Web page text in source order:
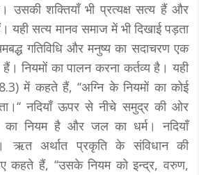
उसकी शक्तियाँ भी प्रत्यक्ष सत्य हैं और
यही सत्य मानव समाज में भी दिखाई पड़ता
गतिविधि और मनुष्य का सदाचरण एक
हैं। नियमों का पालन करना कर्तव्य है। यही
में कहते हैं, ‘‘अग्नि के नियमों का कोई
नदियाँ ऊपर से नीचे समुद्र की ओर
का नियम है और जल का धर्म। नदियाँ
ऋत अर्थात प्रकृति के संविधान की
कहते हैं, ‘‘उसके नियम को इन्द्र, वरुण,